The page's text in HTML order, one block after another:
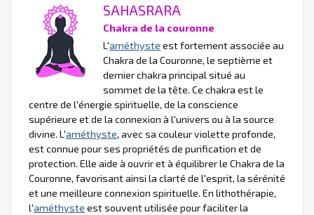
SAHASRARA
Chakra de la couronne
L'améthyste est fortement associée au
Chakra de la Couronne, le septième et
dernier chakra principal situé au
sommet de la tête. Ce chakra est le
centre de l'énergie spirituelle, de la conscience
supérieure et de la connexion à l'univers ou à la source
divine. L'améthyste, avec sa couleur violette profonde,
est connue pour ses propriétés de purification et de
protection. Elle aide à ouvrir et à équilibrer le Chakra de la
Couronne, favorisant ainsi la clarté de l'esprit, la sérénité
et une meilleure connexion spirituelle. En lithothérapie,
l'améthyste est souvent utilisée pour faciliter la